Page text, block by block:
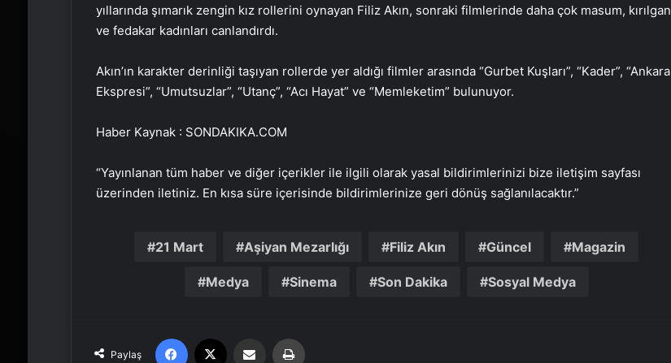
yıllarında şımarık zengin kız rollerini oynayan Filiz Akın, sonraki filmlerinde daha çok masum, kırılgan
ve fedakar kadınları canlandırdı.
Akın’ın karakter derinliği taşıyan rollerde yer aldığı filmler arasında “Gurbet Kuşları”, “Kader”, “Ankara
Ekspresi”, “Umutsuzlar”, “Utanç”, “Acı Hayat” ve “Memleketim” bulunuyor.
Haber Kaynak : SONDAKIKA.COM
“Yayınlanan tüm haber ve diğer içerikler ile ilgili olarak yasal bildirimlerinizi bize iletişim sayfası
üzerinden iletiniz. En kısa süre içerisinde bildirimlerinize geri dönüş sağlanılacaktır.”
21 Mart Aşiyan Mezarlığı Filiz Akın Güncel Magazin
Medya Sinema Son Dakika Sosyal Medya
Paylaş
Facebook Email'den paylaş
Zihnin Gizemli Sınırları ve Ötesi :
Nasılnedir.com
Reklam Ajansı, SEO Ajansı ve Web
Tasarım Ajansı
Dijital Taşımacılık Yazılımı